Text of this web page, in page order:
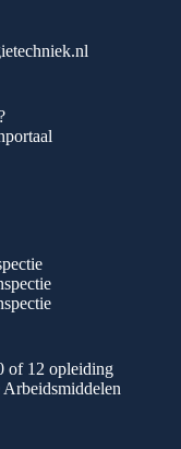
of 12 opleiding